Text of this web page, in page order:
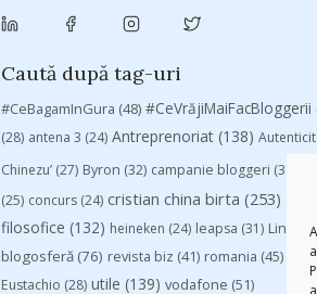
Caută după tag-uri
#CeBagamInGura (48) #CeVrăjiMaiFacBloggerii
(28) antena 3 (24) Antreprenoriat (138)
Chinezu’ (27) Byron (32) campanie bloggeri (31)
(25) concurs (24) cristian china birta (253)
filosofice (132) heineken (24) leapsa (31)
blogosferă (76) revista biz (41) romania (45)
Eustachio (28) utile (139) vodafone (51)